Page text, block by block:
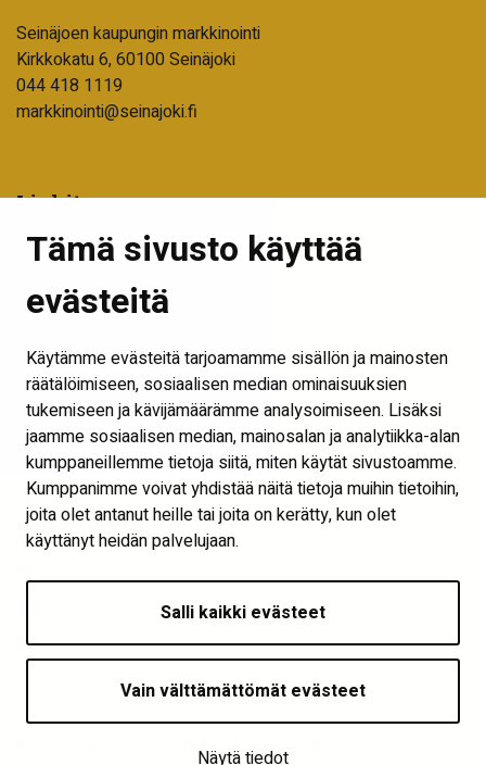
Tämä sivusto käyttää
evästeitä
Käytämme evästeitä tarjoamamme sisällön ja mainosten
räätälöimiseen, sosiaalisen median ominaisuuksien
tukemiseen ja kävijämäärämme analysoimiseen. Lisäksi
jaamme sosiaalisen median, mainosalan ja analytiikka-alan
kumppaneillemme tietoja siitä, miten käytät sivustoamme.
Kumppanimme voivat yhdistää näitä tietoja muihin tietoihin,
joita olet antanut heille tai joita on kerätty, kun olet
käyttänyt heidän palvelujaan.
Salli kaikki evästeet
Vain välttämättömät evästeet
Näytä tiedot
Seinäjoen kaupungin markkinointi
Kirkkokatu 6, 60100 Seinäjoki
044 418 1119
markkinointi@seinajoki.fi
Linkit
Tilaa uutiskirje
Seinäjoen kaupunki
Visit Seinäjoki
Näytä evästeasetukset
Seuraa meitä
Saavutettavuusseloste | © Asukkaaksi –